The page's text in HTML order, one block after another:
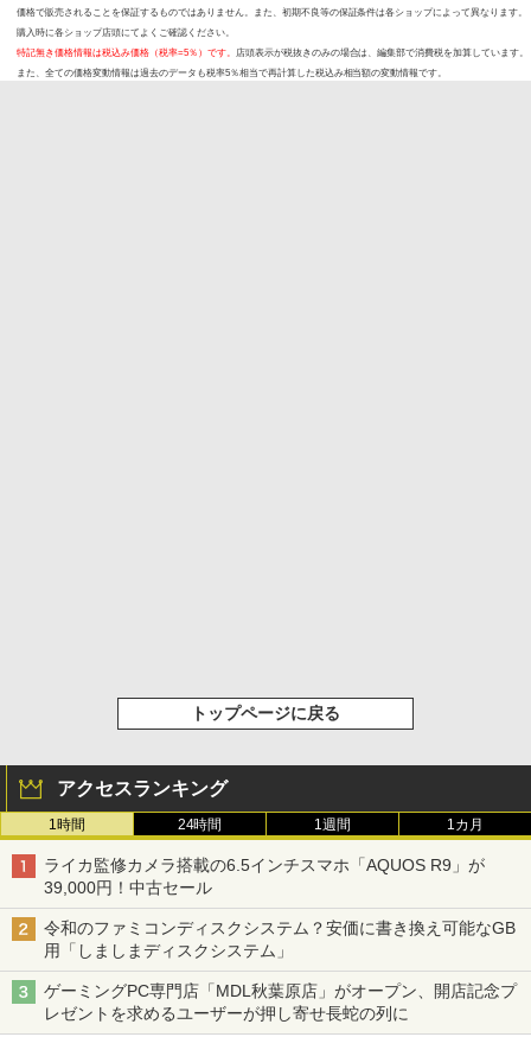
価格で販売されることを保証するものではありません。また、初期不良等の保証条件は各ショップによって異なります。
購入時に各ショップ店頭にてよくご確認ください。
特記無き価格情報は税込み価格（税率=5％）です。
店頭表示が税抜きのみの場合は、編集部で消費税を加算しています。
また、全ての価格変動情報は過去のデータも税率5％相当で再計算した税込み相当額の変動情報です。
トップページに戻る
アクセスランキング
1時間 24時間 1週間 1カ月
ライカ監修カメラ搭載の6.5インチスマホ「AQUOS R9」が
39,000円！中古セール
令和のファミコンディスクシステム？安価に書き換え可能なGB
用「しましまディスクシステム」
ゲーミングPC専門店「MDL秋葉原店」がオープン、開店記念プ
レゼントを求めるユーザーが押し寄せ長蛇の列に